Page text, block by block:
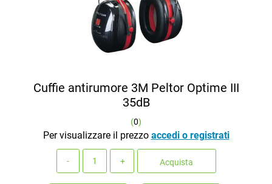
Cuffie antirumore 3M Peltor Optime III
35dB
(0)
Per visualizzare il prezzo accedi o registrati
Acquista